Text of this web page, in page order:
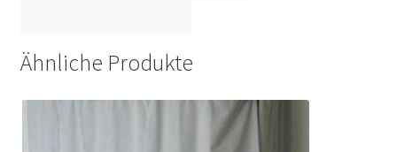
Ähnliche Produkte